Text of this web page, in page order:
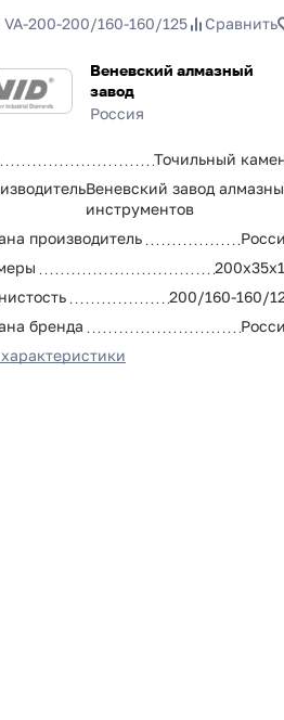
VA-200-200/160-160/125 Сравнить
Веневский алмазный
завод
Россия
Точильный
Веневский завод
инструментов
производитель
200/160-160/
бренда